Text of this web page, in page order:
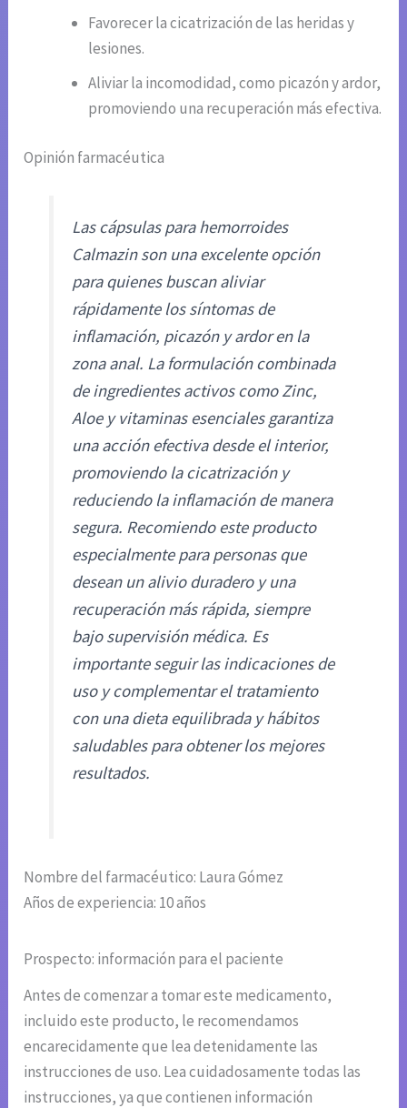
Favorecer la cicatrización de las heridas y
lesiones.
Aliviar la incomodidad, como picazón y ardor,
promoviendo una recuperación más efectiva.
Opinión farmacéutica
Las cápsulas para hemorroides
Calmazin son una excelente opción
para quienes buscan aliviar
rápidamente los síntomas de
inflamación, picazón y ardor en la
zona anal. La formulación combinada
de ingredientes activos como Zinc,
Aloe y vitaminas esenciales garantiza
una acción efectiva desde el interior,
promoviendo la cicatrización y
reduciendo la inflamación de manera
segura. Recomiendo este producto
especialmente para personas que
desean un alivio duradero y una
recuperación más rápida, siempre
bajo supervisión médica. Es
importante seguir las indicaciones de
uso y complementar el tratamiento
con una dieta equilibrada y hábitos
saludables para obtener los mejores
resultados.
Nombre del farmacéutico: Laura Gómez
Años de experiencia: 10 años
Prospecto: información para el paciente
Antes de comenzar a tomar este medicamento,
incluido este producto, le recomendamos
encarecidamente que lea detenidamente las
instrucciones de uso. Lea cuidadosamente todas las
instrucciones, ya que contienen información